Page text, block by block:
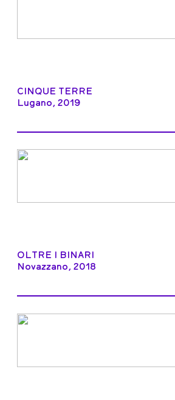
CINQUE TERRE
Lugano, 2019
OLTRE I BINARI
Novazzano, 2018